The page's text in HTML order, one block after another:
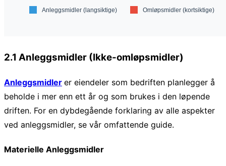
2.1 Anleggsmidler (Ikke-omløpsmidler)
Anleggsmidler er eiendeler som bedriften planlegger å
beholde i mer enn ett år og som brukes i den løpende
driften. For en dybdegående forklaring av alle aspekter
ved anleggsmidler, se vår omfattende guide.
Materielle Anleggsmidler